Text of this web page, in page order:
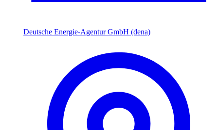
Deutsche Energie-Agentur GmbH (dena)